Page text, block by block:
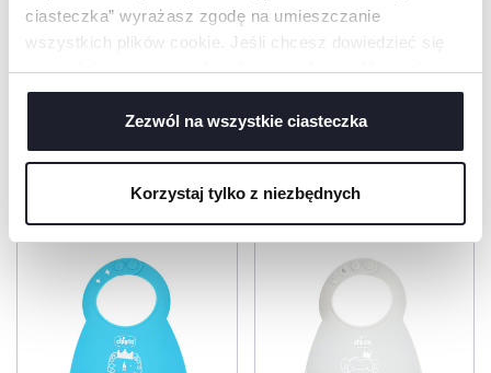
ciasteczka” wyrażasz zgodę na umieszczanie
wszystkich plików cookie. Jeśli chcesz dowiedzieć się
więcej lub wyrazić zgodę tylko na niektóre pliki cookie,
kliknij „Ustawienia”. Zamykając ten baner, wyrażasz
zgodę na używanie wyłącznie technicznych plików
cookie, które są niezbędne dla żądanej usługi.
Zezwól na wszystkie ciasteczka
Korzystaj tylko z niezbędnych
ODKRYJ WIĘCEJ
PRODUKTY, KTÓRE MOGĄ CIĘ
ZAINTERESOWAĆ